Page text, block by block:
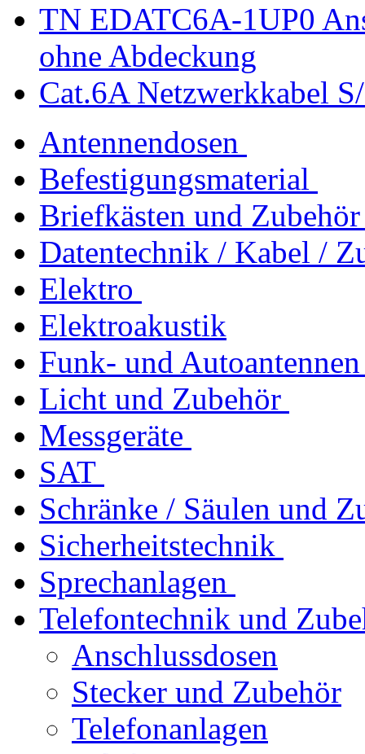
TN EDATC6A-1UP0
ohne Abdeckung
Cat.6A Netzwerkkabel
Antennendosen
Befestigungsmaterial
Briefkästen und Zubehör
Datentechnik / Kabel /
Elektro
Elektroakustik
Funk- und Autoantennen
Licht und Zubehör
Messgeräte
SAT
Schränke / Säulen und
Sicherheitstechnik
Sprechanlagen
Telefontechnik und
Anschlussdosen
Stecker und Zubehör
Telefonanlagen